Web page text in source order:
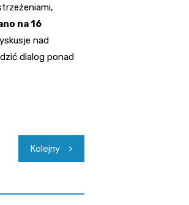
na 16
nad
dialog ponad
Kolejny